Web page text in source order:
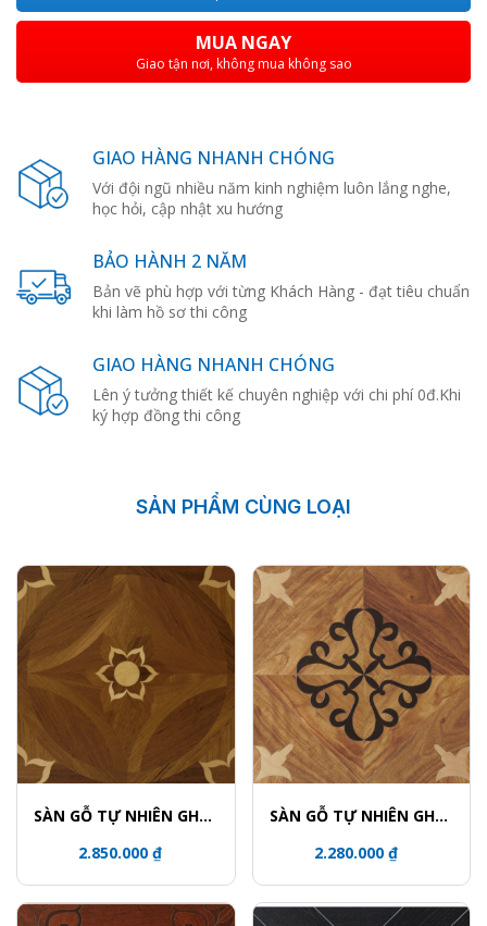
MUA NGAY
Giao tận nơi, không mua không sao
GIAO HÀNG NHANH CHÓNG
Với đội ngũ nhiều năm kinh nghiệm luôn lắng nghe,
học hỏi, cập nhật xu hướng
BẢO HÀNH 2 NĂM
Bản vẽ phù hợp với từng Khách Hàng - đạt tiêu chuẩn
khi làm hồ sơ thi công
GIAO HÀNG NHANH CHÓNG
Lên ý tưởng thiết kế chuyên nghiệp với chi phí 0đ.Khi
ký hợp đồng thi công
SẢN PHẨM CÙNG LOẠI
SÀN GỖ TỰ NHIÊN GHÉP
2.850.000 ₫
SÀN GỖ TỰ NHIÊN GHÉP
2.280.000 ₫